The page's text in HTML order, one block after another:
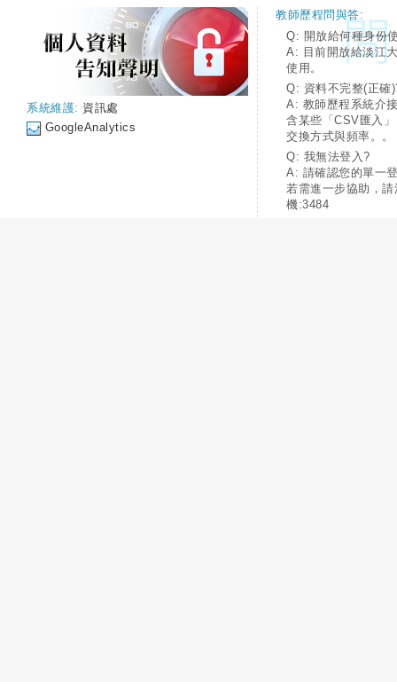
系統維護: 資訊處
GoogleAnalytics
教師歷程問與答:
Q: 開放給何種身份
A: 目前開放給淡江
使用。
Q: 資料不完整(正確
A: 教師歷程系統介
含某些「CSV匯入
交換方式與頻率。。
Q: 我無法登入?
A: 請確認您的單一
若需進一步協助，
機:3484